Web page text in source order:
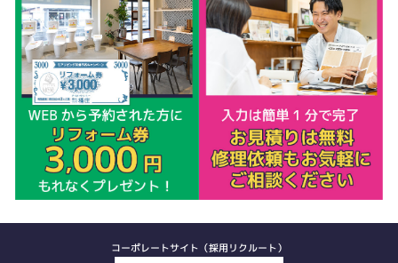
コーポレートサイト（採用リクルート）